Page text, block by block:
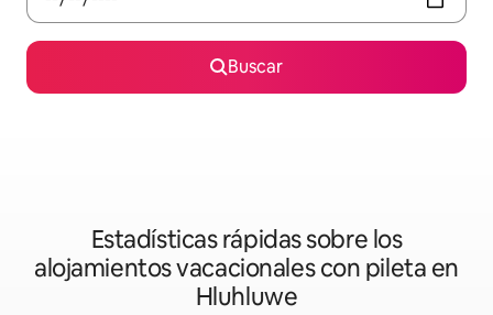
Buscar
Estadísticas rápidas sobre los
alojamientos vacacionales con pileta en
Hluhluwe